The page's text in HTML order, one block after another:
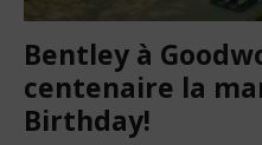
Bentley à
centenaire la
Birthday!